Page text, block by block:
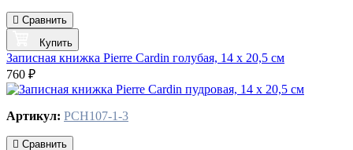
Сравнить
Купить
Записная книжка Pierre Cardin голубая, 14 х 20,5 см
760 ₽
Артикул: PCH107-1-3
Сравнить